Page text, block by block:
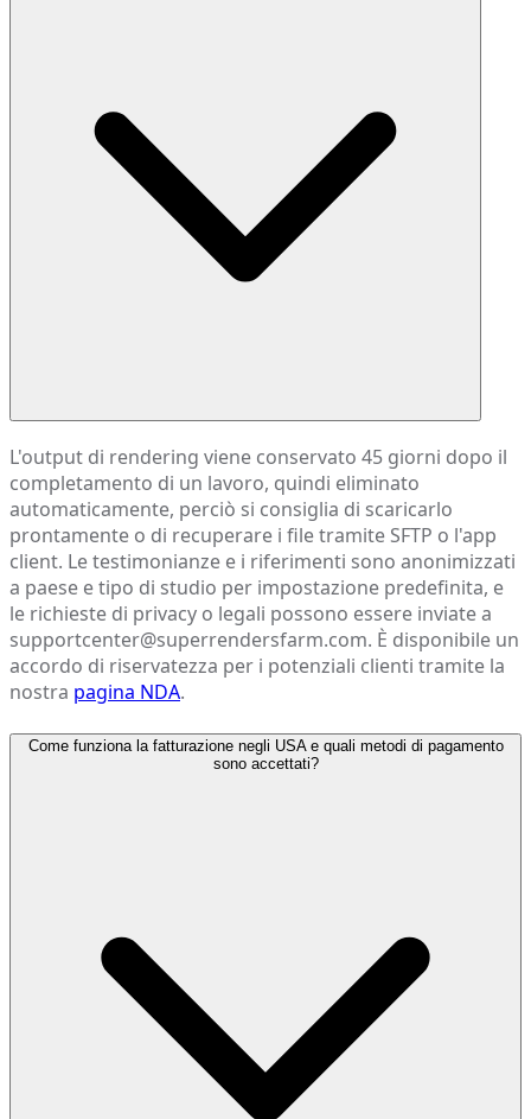
L'output di rendering viene conservato 45 giorni dopo il
completamento di un lavoro, quindi eliminato
automaticamente, perciò si consiglia di scaricarlo
prontamente o di recuperare i file tramite SFTP o l'app
client. Le testimonianze e i riferimenti sono anonimizzati
a paese e tipo di studio per impostazione predefinita, e
le richieste di privacy o legali possono essere inviate a
supportcenter@superrendersfarm.com. È disponibile un
accordo di riservatezza per i potenziali clienti tramite la
nostra pagina NDA.
Come funziona la fatturazione negli USA e quali metodi di pagamento
sono accettati?